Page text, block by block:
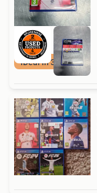
iDeal in 3 termijn